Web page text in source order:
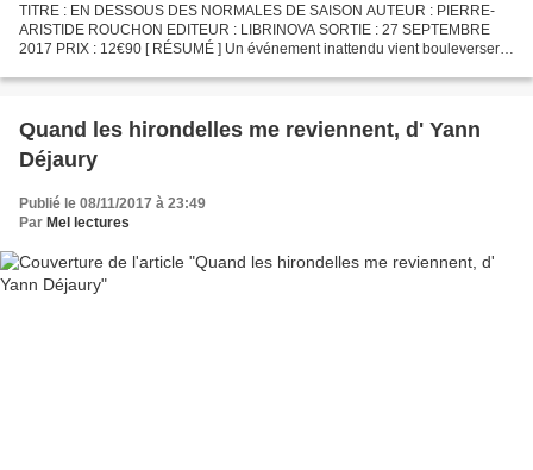
TITRE : EN DESSOUS DES NORMALES DE SAISON AUTEUR : PIERRE-
ARISTIDE ROUCHON EDITEUR : LIBRINOVA SORTIE : 27 SEPTEMBRE
2017 PRIX : 12€90 [ RÉSUMÉ ] Un événement inattendu vient bouleverser
Quand les hirondelles me reviennent, d' Yann
Déjaury
Publié le 08/11/2017 à 23:49
Par Mel lectures